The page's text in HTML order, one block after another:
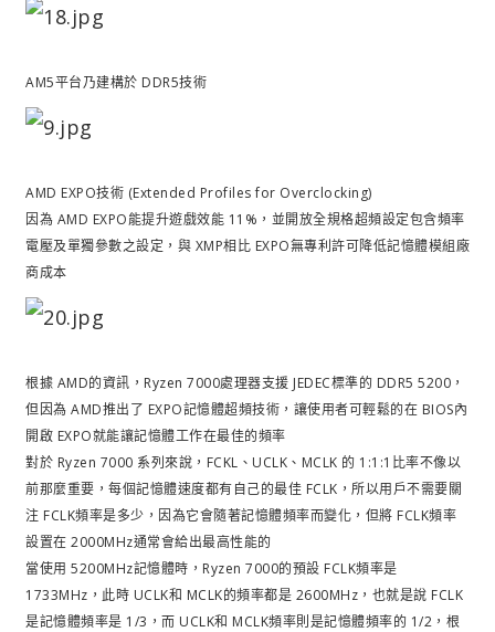
AM5平台乃建構於 DDR5技術
AMD EXPO技術 (Extended Profiles for Overclocking)
因為 AMD EXPO能提升遊戲效能 11%，並開放全規格超頻設定包含頻率
電壓及單獨參數之設定，與 XMP相比 EXPO無專利許可降低記憶體模組廠
商成本
根據 AMD的資訊，Ryzen 7000處理器支援 JEDEC標準的 DDR5 5200，
但因為 AMD推出了 EXPO記憶體超頻技術，讓使用者可輕鬆的在 BIOS內
開啟 EXPO就能讓記憶體工作在最佳的頻率
對於 Ryzen 7000 系列來說，FCKL、UCLK、MCLK 的 1:1:1比率不像以
前那麼重要，每個記憶體速度都有自己的最佳 FCLK，所以用戶不需要關
注 FCLK頻率是多少，因為它會隨著記憶體頻率而變化，但將 FCLK頻率
設置在 2000MHz通常會給出最高性能的
當使用 5200MHz記憶體時，Ryzen 7000的預設 FCLK頻率是
1733MHz，此時 UCLK和 MCLK的頻率都是 2600MHz，也就是說 FCLK
是記憶體頻率是 1/3，而 UCLK和 MCLK頻率則是記憶體頻率的 1/2，根